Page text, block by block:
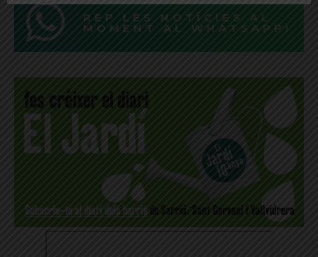
REP LES NOTÍCIES AL
MOMENT AL WHATSAPP!